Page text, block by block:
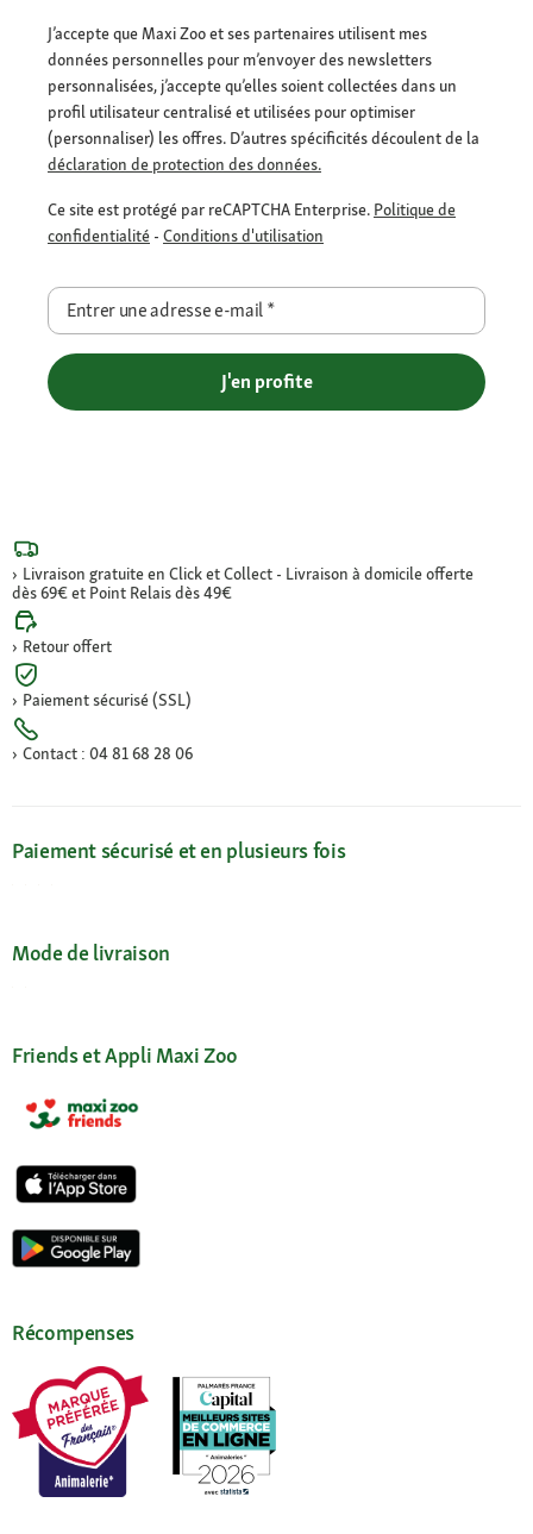
J’accepte que Maxi Zoo et ses partenaires utilisent mes
données personnelles pour m’envoyer des newsletters
personnalisées, j’accepte qu’elles soient collectées dans un
profil utilisateur centralisé et utilisées pour optimiser
(personnaliser) les offres. D’autres spécificités découlent de la
déclaration de protection des données.
Ce site est protégé par reCAPTCHA Enterprise. Politique de
confidentialité - Conditions d'utilisation
Entrer une adresse e-mail*
J'en profite
Livraison gratuite en Click et Collect - Livraison à domicile offerte
dès 69€ et Point Relais dès 49€
Retour offert
Paiement sécurisé (SSL)
Contact : 04 81 68 28 06
Paiement sécurisé et en plusieurs fois
Mode de livraison
Friends et Appli Maxi Zoo
Récompenses